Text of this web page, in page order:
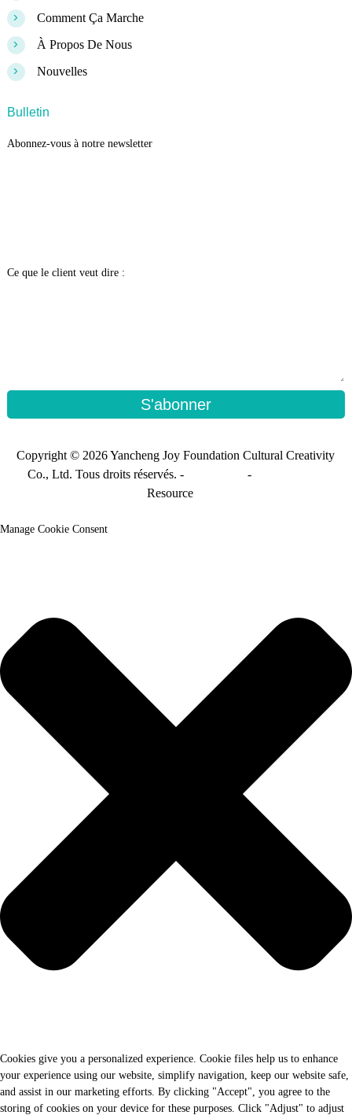
> Comment Ça Marche
> À Propos De Nous
> Nouvelles
Bulletin
Abonnez-vous à notre newsletter
Ce que le client veut dire :
S'abonner
Copyright © 2026 Yancheng Joy Foundation Cultural Creativity
Co., Ltd. Tous droits réservés. -
-
Resource
Manage Cookie Consent
Cookies give you a personalized experience. Cookie files help us to enhance
your experience using our website, simplify navigation, keep our website safe,
and assist in our marketing efforts. By clicking "Accept", you agree to the
storing of cookies on your device for these purposes. Click "Adjust" to adjust